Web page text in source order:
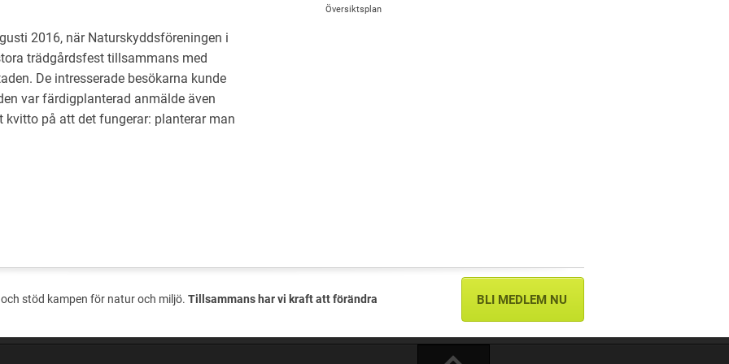
2016, när Naturskyddsföreningen i
trädgårdsfest tillsammans med
De intresserade besökarna kunde
var färdigplanterad anmälde även
på att det fungerar: planterar man
Översiktsplan
stöd kampen för natur och miljö. Tillsammans har vi kraft att förändra BLI MEDLEM NU